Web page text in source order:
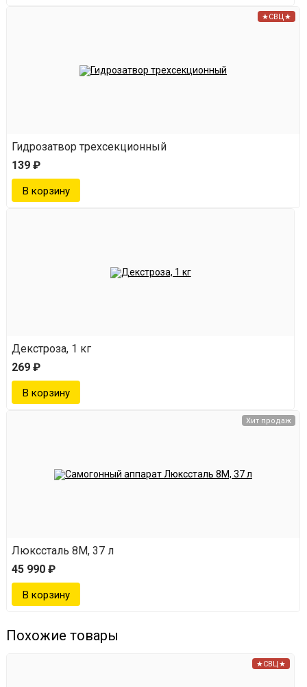
★СВЦ★
Гидрозатвор трехсекционный
139 ₽
Декстроза, 1 кг
269 ₽
Хит продаж
Люкссталь 8М, 37 л
45 990 ₽
Похожие товары
★СВЦ★